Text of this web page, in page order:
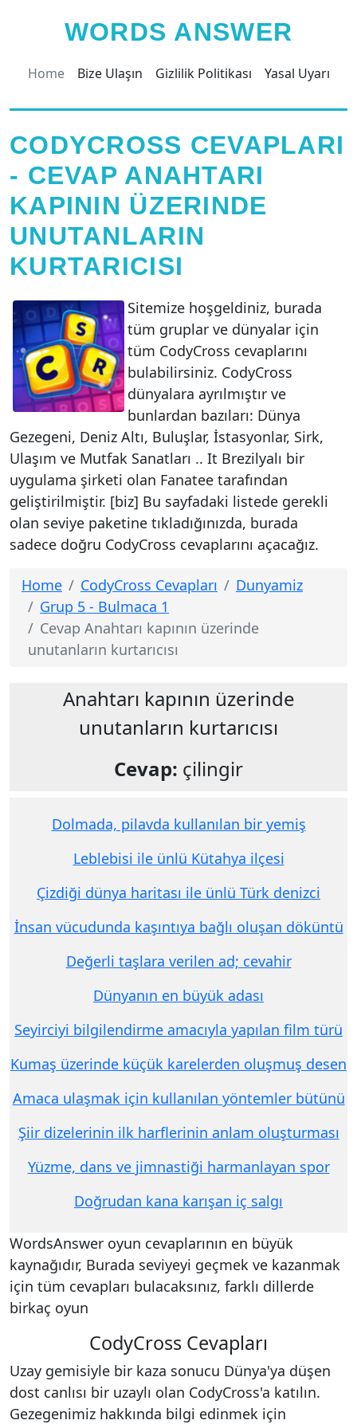
WORDS ANSWER
Home Bize Ulaşın Gizlilik Politikası Yasal Uyarı
CODYCROSS CEVAPLARI
- CEVAP ANAHTARI
KAPININ ÜZERINDE
UNUTANLARIN
KURTARICISI
Sitemize hoşgeldiniz, burada
tüm gruplar ve dünyalar için
tüm CodyCross cevaplarını
bulabilirsiniz. CodyCross
dünyalara ayrılmıştır ve
bunlardan bazıları: Dünya
Gezegeni, Deniz Altı, Buluşlar, İstasyonlar, Sirk,
Ulaşım ve Mutfak Sanatları .. It Brezilyalı bir
uygulama şirketi olan Fanatee tarafından
geliştirilmiştir. [biz] Bu sayfadaki listede gerekli
olan seviye paketine tıkladığınızda, burada
sadece doğru CodyCross cevaplarını açacağız.
Home CodyCross Cevapları
Dunyamiz
Grup 5 - Bulmaca 1
Cevap Anahtarı kapının üzerinde
unutanların kurtarıcısı
Anahtarı kapının üzerinde
unutanların kurtarıcısı
Cevap: çilingir
Dolmada, pilavda kullanılan bir yemiş
Leblebisi ile ünlü Kütahya ilçesi
Çizdiği dünya haritası ile ünlü Türk denizci
İnsan vücudunda kaşıntıya bağlı oluşan döküntü
Değerli taşlara verilen ad; cevahir
Dünyanın en büyük adası
Seyirciyi bilgilendirme amacıyla yapılan film türü
Kumaş üzerinde küçük karelerden oluşmuş desen
Amaca ulaşmak için kullanılan yöntemler bütünü
Şiir dizelerinin ilk harflerinin anlam oluşturması
Yüzme, dans ve jimnastiği harmanlayan spor
Doğrudan kana karışan iç salgı
WordsAnswer oyun cevaplarının en büyük
kaynağıdır, Burada seviyeyi geçmek ve kazanmak
için tüm cevapları bulacaksınız, farklı dillerde
birkaç oyun
CodyCross Cevapları
Uzay gemisiyle bir kaza sonucu Dünya'ya düşen
dost canlısı bir uzaylı olan CodyCross'a katılın.
Gezegenimiz hakkında bilgi edinmek için